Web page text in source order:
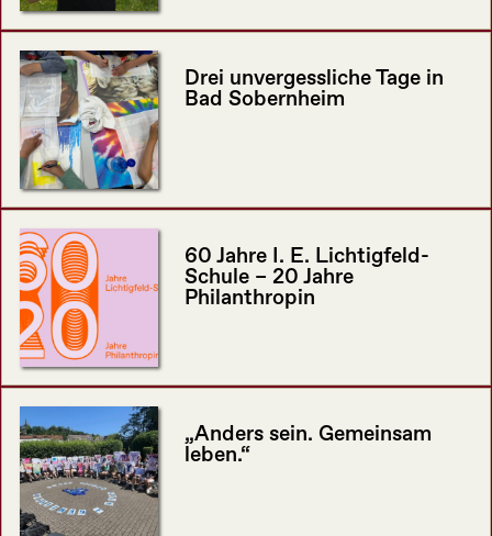
Drei unvergessliche Tage in
Bad Sobernheim
60 Jahre I. E. Lichtigfeld-
Schule – 20 Jahre
Philanthropin
„Anders sein. Gemeinsam
leben.“